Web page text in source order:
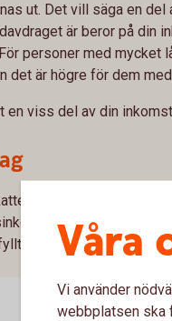
ut. Det vill säga en del
är beror på din
personer med mycket
det är högre för dem
en viss del av din
i form av
Storleken på
66 år eller inte vid
Våra
Vi använder
webbplatsen ska